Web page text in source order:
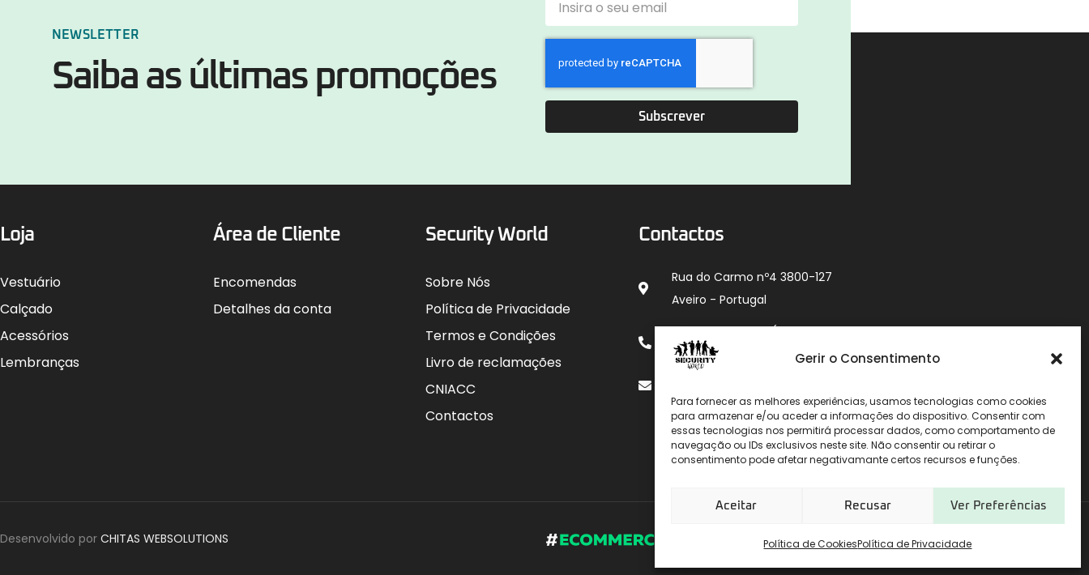
Gerir o Consentimento
Para fornecer as melhores experiências, usamos tecnologias como cookies
para armazenar e/ou aceder a informações do dispositivo. Consentir com
essas tecnologias nos permitirá processar dados, como comportamento de
navegação ou IDs exclusivos neste site. Não consentir ou retirar o
consentimento pode afetar negativamante certos recursos e funções.
Aceitar Recusar Ver Preferências
Política de CookiesPolítica de Privacidade
NEWSLETTER
Saiba as últimas promoções
Subscrever
Loja
Vestuário
Calçado
Acessórios
Lembranças
Área de Cliente
Encomendas
Detalhes da conta
Security World
Sobre Nós
Política de Privacidade
Termos e Condições
Livro de reclamações
CNIACC
Contactos
Contactos
Rua do Carmo nº4 3800-127
Aveiro - Portugal
912 009 740 (Chamada
para rede móvel nacional)
Desenvolvido por CHITAS WEBSOLUTIONS